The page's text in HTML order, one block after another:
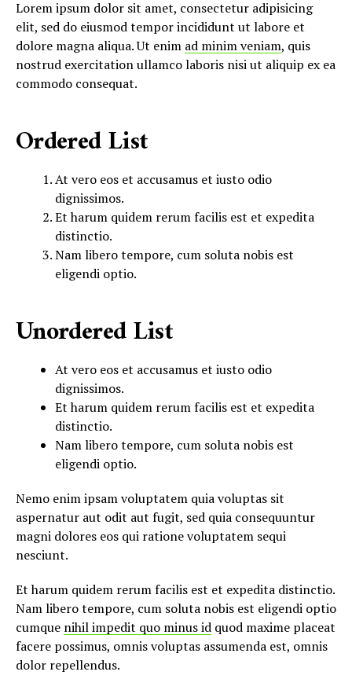
Lorem ipsum dolor sit amet, consectetur adipisicing
elit, sed do eiusmod tempor incididunt ut labore et
dolore magna aliqua. Ut enim ad minim veniam, quis
nostrud exercitation ullamco laboris nisi ut aliquip ex ea
commodo consequat.
Ordered List
At vero eos et accusamus et iusto odio
dignissimos.
Et harum quidem rerum facilis est et expedita
distinctio.
Nam libero tempore, cum soluta nobis est
eligendi optio.
Unordered List
At vero eos et accusamus et iusto odio
dignissimos.
Et harum quidem rerum facilis est et expedita
distinctio.
Nam libero tempore, cum soluta nobis est
eligendi optio.
Nemo enim ipsam voluptatem quia voluptas sit
aspernatur aut odit aut fugit, sed quia consequuntur
magni dolores eos qui ratione voluptatem sequi
nesciunt.
Et harum quidem rerum facilis est et expedita distinctio.
Nam libero tempore, cum soluta nobis est eligendi optio
cumque nihil impedit quo minus id quod maxime placeat
facere possimus, omnis voluptas assumenda est, omnis
dolor repellendus.